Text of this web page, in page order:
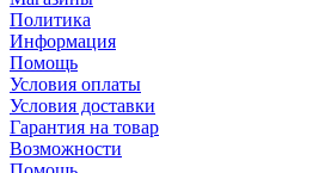
Политика
Информация
Помощь
Условия оплаты
Условия доставки
Гарантия на товар
Возможности